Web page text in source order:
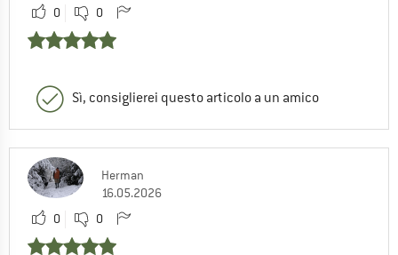
0 0
Sì, consiglierei questo articolo a un amico
Herman
16.05.2026
0
0